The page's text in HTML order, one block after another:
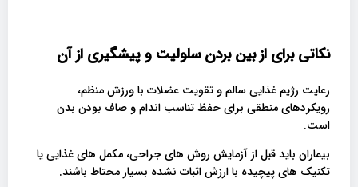
نکاتی برای از بین بردن سلولیت و پیشگیری از آن
رعایت رژیم غذایی سالم و تقویت عضلات با ورزش منظم،
رویکردهای منطقی برای حفظ تناسب اندام و صاف بودن بدن
است.
بیماران باید قبل از آزمایش روش های جراحی، مکمل های غذایی یا
تکنیک های پیچیده با ارزش اثبات نشده بسیار محتاط باشند.